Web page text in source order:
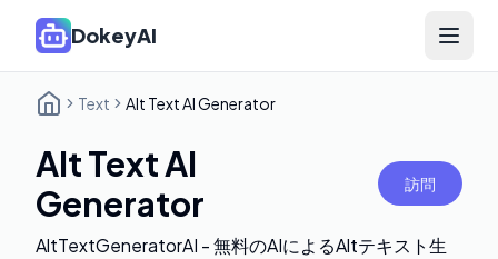
DokeyAI Open
Text Alt Text AI Generator
Alt Text AI
Generator
訪問
AltTextGeneratorAI - 無料のAIによるAltテキスト生